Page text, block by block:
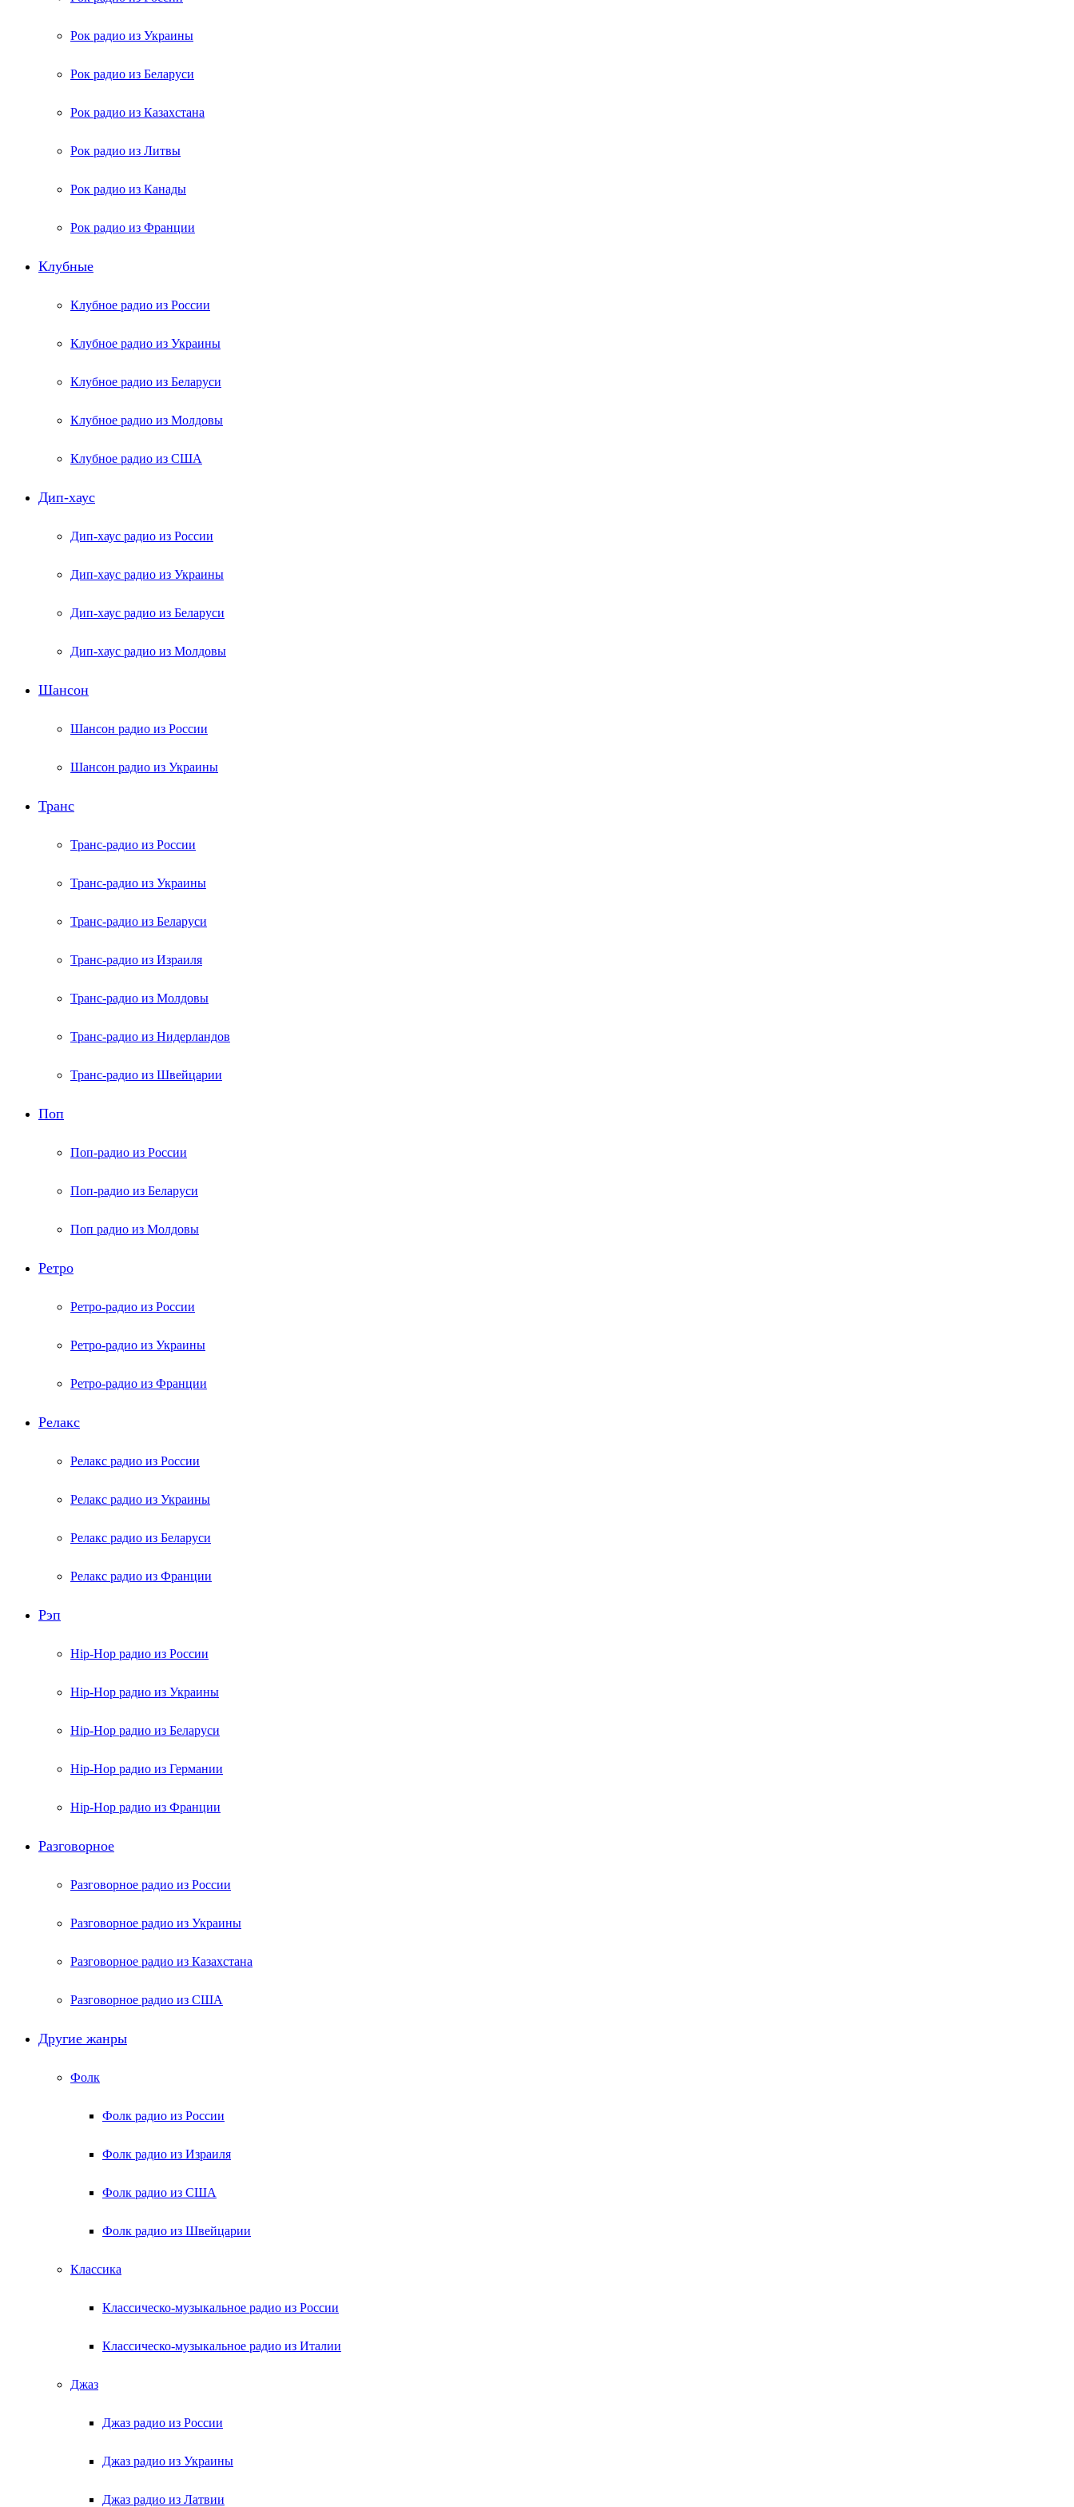
Рок радио из Украины
Рок радио из Беларуси
Рок радио из Казахстана
Рок радио из Литвы
Рок радио из Канады
Рок радио из Франции
Клубные
Клубное радио из России
Клубное радио из Украины
Клубное радио из Беларуси
Клубное радио из Молдовы
Клубное радио из США
Дип-хаус
Дип-хаус радио из России
Дип-хаус радио из Украины
Дип-хаус радио из Беларуси
Дип-хаус радио из Молдовы
Шансон
Шансон радио из России
Шансон радио из Украины
Транс
Транс-радио из России
Транс-радио из Украины
Транс-радио из Беларуси
Транс-радио из Израиля
Транс-радио из Молдовы
Транс-радио из Нидерландов
Транс-радио из Швейцарии
Поп
Поп-радио из России
Поп-радио из Беларуси
Поп радио из Молдовы
Ретро
Ретро-радио из России
Ретро-радио из Украины
Ретро-радио из Франции
Релакс
Релакс радио из России
Релакс радио из Украины
Релакс радио из Беларуси
Релакс радио из Франции
Рэп
Hip-Hop радио из России
Hip-Hop радио из Украины
Hip-Hop радио из Беларуси
Hip-Hop радио из Германии
Hip-Hop радио из Франции
Разговорное
Разговорное радио из России
Разговорное радио из Украины
Разговорное радио из Казахстана
Разговорное радио из США
Другие жанры
Фолк
Фолк радио из России
Фолк радио из Израиля
Фолк радио из США
Фолк радио из Швейцарии
Классика
Классическо-музыкальное радио из России
Классическо-музыкальное радио из Италии
Джаз
Джаз радио из России
Джаз радио из Украины
Джаз радио из Латвии